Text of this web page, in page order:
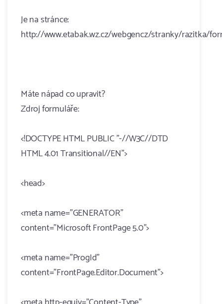
Je na stránce:
http://www.etabak.wz.cz/webgencz/stranky/razitka/
Máte nápad co upravit?
Zdroj formuláře:
<!DOCTYPE HTML PUBLIC "-//W3C//DTD
HTML 4.01 Transitional//EN">
<head>
<meta name="GENERATOR"
content="Microsoft FrontPage 5.0">
<meta name="ProgId"
content="FrontPage.Editor.Document">